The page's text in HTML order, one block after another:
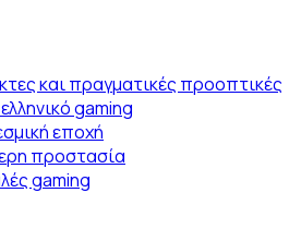
και πραγματικές προοπτικές
gaming
εποχή
προστασία
gaming